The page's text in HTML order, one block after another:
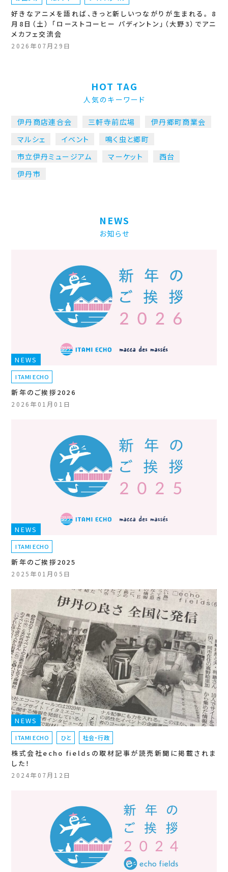
好きなアニメを語れば、きっと新しいつながりが生まれる。 8
月8日（土） 「ローストコーヒー パディントン」（大野3）でアニ
メカフェ交流会
2026年07月29日
HOT TAG
人気のキーワード
伊丹商店連合会 三軒寺前広場
伊丹郷町商業会
マルシェ
イベント
鳴く虫と郷町
市立伊丹ミュージアム
マーケット
西台
伊丹市
NEWS
お知らせ
NEWS
ITAMI ECHO
新年のご挨拶2026
2026年01月01日
NEWS
ITAMI ECHO
新年のご挨拶2025
2025年01月05日
NEWS
ITAMI ECHO ひと 社会・行政
株式会社echo fieldsの取材記事が読売新聞に掲載されま
した！
2024年07月12日